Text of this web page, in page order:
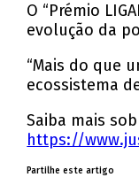
O “Prémio
evolução da
“Mais do que
ecossistema
Saiba mais
https://
Partilhe este artigo